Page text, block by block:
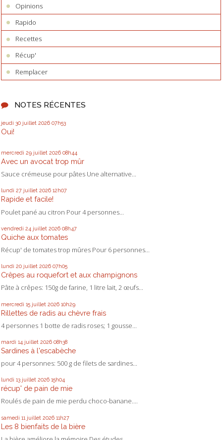
Opinions
Rapido
Recettes
Récup'
Remplacer
NOTES RÉCENTES
jeudi 30 juillet 2026 07h53
Oui!
mercredi 29 juillet 2026 08h44
Avec un avocat trop mûr
Sauce crémeuse pour pâtes Une alternative...
lundi 27 juillet 2026 12h07
Rapide et facile!
Poulet pané au citron Pour 4 personnes...
vendredi 24 juillet 2026 08h47
Quiche aux tomates
Récup' de tomates trop mûres Pour 6 personnes...
lundi 20 juillet 2026 07h05
Crêpes au roquefort et aux champignons
Pâte à crêpes: 150g de farine, 1 litre lait, 2 œufs...
mercredi 15 juillet 2026 10h29
Rillettes de radis au chèvre frais
4 personnes 1 botte de radis roses; 1 gousse...
mardi 14 juillet 2026 08h38
Sardines à l'escabèche
pour 4 personnes: 500 g de filets de sardines...
lundi 13 juillet 2026 15h04
récup' de pain de mie
Roulés de pain de mie perdu choco-banane....
samedi 11 juillet 2026 11h27
Les 8 bienfaits de la bière